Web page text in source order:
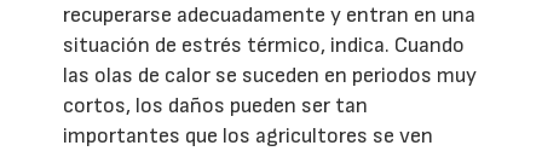
recuperarse adecuadamente y entran en una
situación de estrés térmico, indica. Cuando
las olas de calor se suceden en periodos muy
cortos, los daños pueden ser tan
importantes que los agricultores se ven